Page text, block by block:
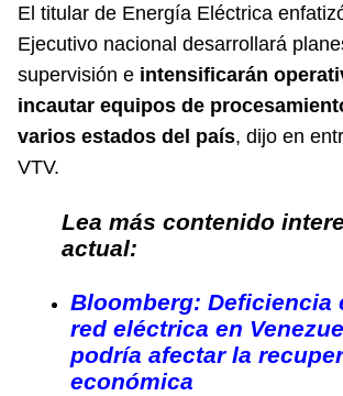
El titular de Energía Eléctrica
Ejecutivo nacional desarrollará
supervisión e intensificarán
incautar equipos de
varios estados del país, dijo en
VTV.
Lea más contenido
actual:
Bloomberg: Deficiencia
red eléctrica en
podría afectar la
económica